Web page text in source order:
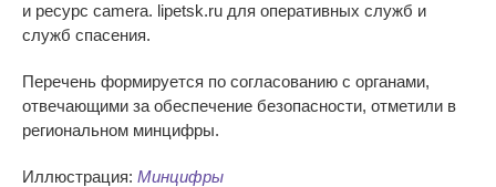
и ресурс camera. lipetsk.ru для оперативных служб и
служб спасения.
Перечень формируется по согласованию с органами,
отвечающими за обеспечение безопасности, отметили в
региональном минцифры.
Иллюстрация: Минцифры